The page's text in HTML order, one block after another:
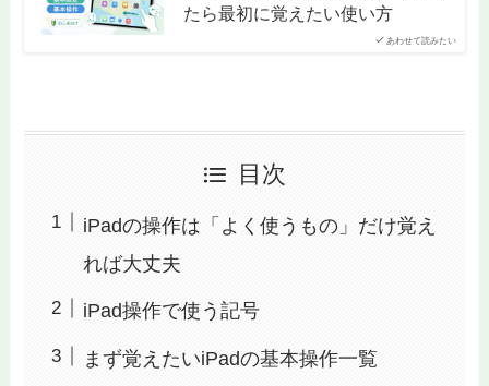
あわせて読みたい
たら最初に覚えたい使い方
目次
iPadの操作は「よく使うもの」だけ覚え
れば大丈夫
iPad操作で使う記号
まず覚えたいiPadの基本操作一覧